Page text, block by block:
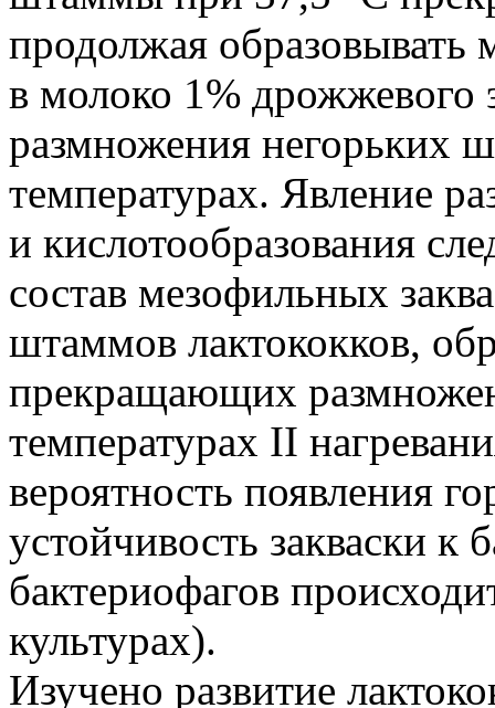
продолжая образовывать
в молоко 1% дрожжевого
размножения негорьких
температурах. Явление
и кислотообразования
состав мезофильных
штаммов лактококков,
прекращающих
температурах II
вероятность появления
устойчивость закваски к
бактериофагов
культурах).
Изучено развитие